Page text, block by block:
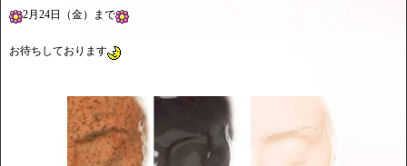
2月24日（金）まで
お待ちしております